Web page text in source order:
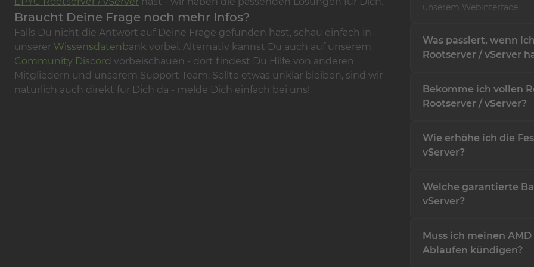
Braucht Deine Frage noch mehr Infos?
Falls Du nicht die Antwort auf Deine Frage gefunden hast, schau einfach in
unserer Wissensdatenbank vorbei. Alternativ kannst Du auch auf unserem
Community Discord vorbeischauen - dort findest Du Hilfe von anderen
Mitgliedern und unserem Support Team. Sollte etwas unklar bleiben, sind wir
natürlich auch direkt für Dich da - melde Dich einfach bei uns!
unserem Webinterface.
Was passiert, wenn
Rootserver / vServer
unser Support Team
gerne zur Verfügung.
Bekomme ich vollen
Rootserver / vServer?
Einschränkungen die
Wie erhöhe ich die
vServer?
erstellt, der Dir dabei hilft,
Welche garantierte
vServer?
AMD EPYC Rootserver /
mehr als genug, um
Muss ich meinen
Ablaufen kündigen?